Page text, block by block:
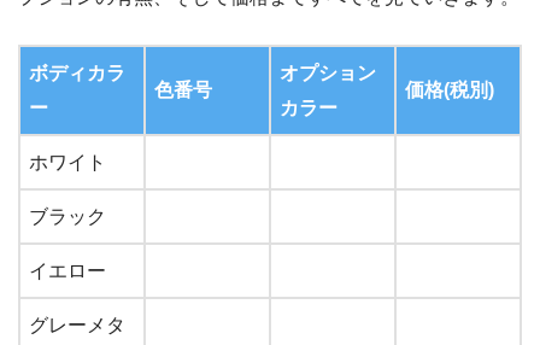
ボディカラ
ー
色番号
オプション
カラー
価格(税別)
ホワイト
ブラック
イエロー
グレーメタ